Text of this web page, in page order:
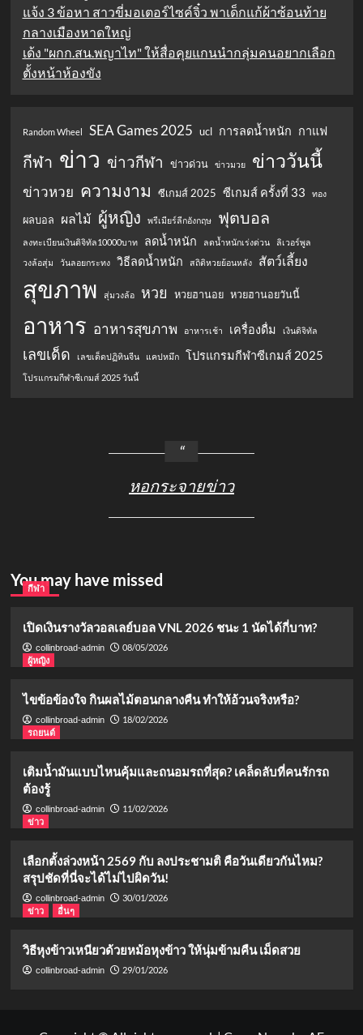
แจ้ง 3 ข้อหา สาวขี่มอเตอร์ไซค์จิ๋ว พาเด็กแก้ผ้าซ้อนท้าย
กลางเมืองหาดใหญ่
เด้ง "ผกก.สน.พญาไท" ให้สื่อคุยแกนนำกลุ่มคนอยากเลือก
ตั้งหน้าห้องขัง
Random Wheel SEA Games 2025 ucl การลดน้ำหนัก กาแฟ
กีฬา ข่าว ข่าวกีฬา ข่าวด่วน ข่าวมวย ข่าววันนี้
ข่าวหวย ความงาม ซีเกมส์ 2025 ซีเกมส์ ครั้งที่ 33 ทอง
ผลบอล ผลไม้ ผู้หญิง พรีเมียร์ลีกอังกฤษ ฟุตบอล
ลงทะเบียนเงินดิจิทัล10000บาท ลดน้ำหนัก ลดน้ำหนักเร่งด่วน
ลิเวอร์พูล
วงล้อสุ่ม
วันลอยกระทง วิธีลดน้ำหนัก สถิติหวยย้อนหลัง สัตว์เลี้ยง
สุขภาพ สุ่มวงล้อ หวย หวยฮานอย หวยฮานอยวันนี้
อาหาร อาหารสุขภาพ อาหารเช้า เครื่องดื่ม เงินดิจิทัล
เลขเด็ด เลขเด็ดปฏิทินจีน แคปหมึก โปรแกรมกีฬาซีเกมส์ 2025
โปรแกรมกีฬาซีเกมส์ 2025 วันนี้
หอกระจายข่าว
You may have missed
กีฬา
เปิดเงินรางวัลวอลเลย์บอล VNL 2026 ชนะ 1 นัดได้กี่บาท?
collinbroad-admin
08/05/2026
ผู้หญิง
ไขข้อข้องใจ กินผลไม้ตอนกลางคืน ทำให้อ้วนจริงหรือ?
collinbroad-admin
18/02/2026
รถยนต์
เติมน้ำมันแบบไหนคุ้มและถนอมรถที่สุด? เคล็ดลับที่คนรักรถ
ต้องรู้
collinbroad-admin
11/02/2026
ข่าว
เลือกตั้งล่วงหน้า 2569 กับ ลงประชามติ คือวันเดียวกันไหม?
สรุปชัดที่นี่จะได้ไม่ไปผิดวัน!
collinbroad-admin
30/01/2026
ข่าว
อื่นๆ
วิธีหุงข้าวเหนียวด้วยหม้อหุงข้าว ให้นุ่มข้ามคืน เม็ดสวย
collinbroad-admin 29/01/2026